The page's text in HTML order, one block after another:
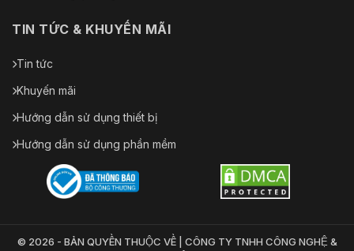
TIN TỨC & KHUYẾN MÃI
Tin tức
Khuyến mãi
Hướng dẫn sử dụng thiết bị
Hướng dẫn sử dụng phần mềm
© 2026 - BẢN QUYỀN THUỘC VỀ | CÔNG TY TNHH CÔNG NGHỆ &